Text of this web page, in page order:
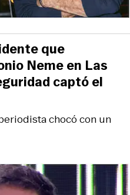
chocó con un
que
Neme en Las
captó el